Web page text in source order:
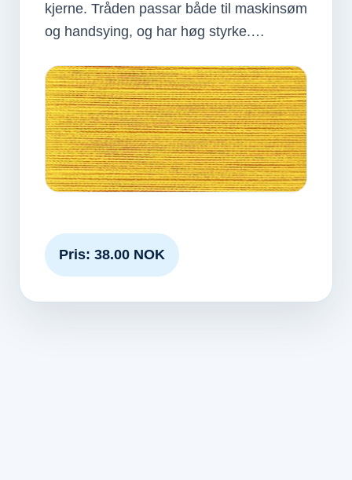
kjerne. Tråden passar både til maskinsøm
og handsying, og har høg styrke.…
Pris: 38.00 NOK